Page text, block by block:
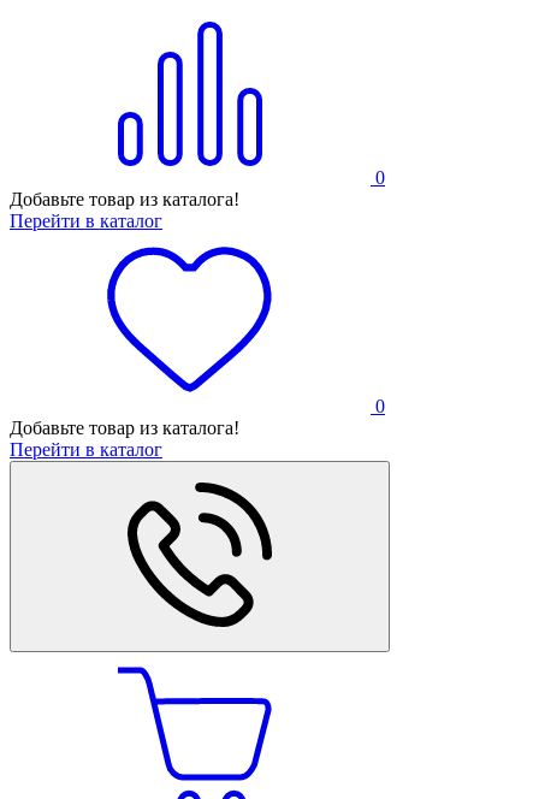
0
Добавьте товар из каталога!
Перейти в каталог
0
Добавьте товар из каталога!
Перейти в каталог